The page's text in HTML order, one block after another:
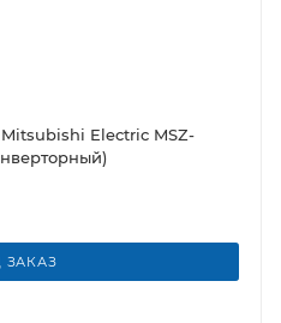
Electric MSZ-
ЗАКАЗ